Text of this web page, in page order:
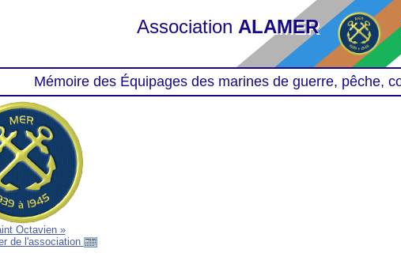
Association ALAMER
Mémoire des Équipages des marines de guerre, pêche,
Octavien »
de l'association